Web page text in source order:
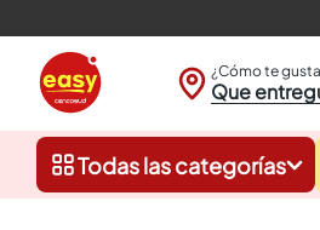
¿Cómo te
Que
Todas las categorías